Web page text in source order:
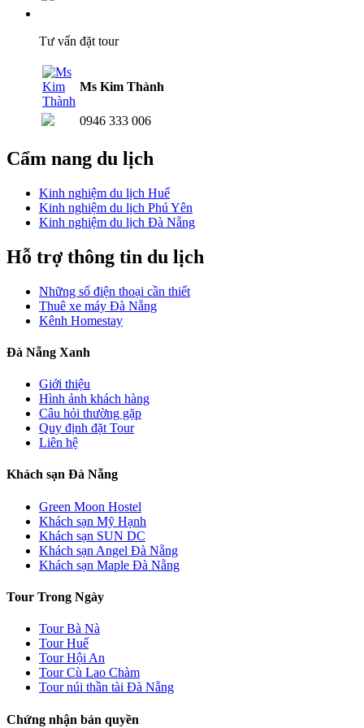
Tư vấn đặt tour
Ms Kim Thành
0946 333 006
Cẩm nang du lịch
Kinh nghiệm du lịch Huế
Kinh nghiệm du lịch Phú Yên
Kinh nghiệm du lịch Đà Nẵng
Hỗ trợ thông tin du lịch
Những số điện thoại cần thiết
Thuê xe máy Đà Nẵng
Kênh Homestay
Đà Nẵng Xanh
Giới thiệu
Hình ảnh khách hàng
Câu hỏi thường gặp
Quy định đặt Tour
Liên hệ
Khách sạn Đà Nẵng
Green Moon Hostel
Khách sạn Mỹ Hạnh
Khách sạn SUN DC
Khách sạn Angel Đà Nẵng
Khách sạn Maple Đà Nẵng
Tour Trong Ngày
Tour Bà Nà
Tour Huế
Tour Hội An
Tour Cù Lao Chàm
Tour núi thần tài Đà Nẵng
Chứng nhận bản quyền